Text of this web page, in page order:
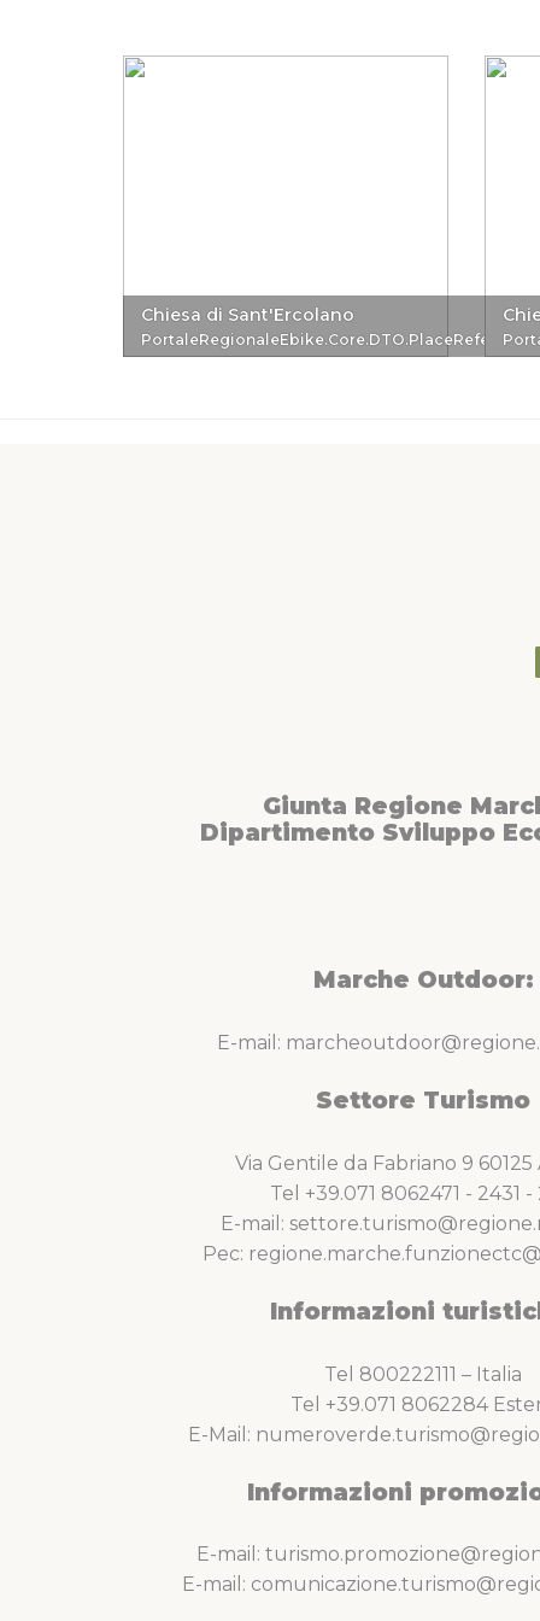
Chiesa di Sant'Ercolano
Giunta Regione
Dipartimento Sviluppo
Marche Outdoor:
E-mail:
Settore Turismo
Via Gentile da Fabriano 9
Tel +39.071 8062471 - 2431 -
E-mail:
Pec:
Informazioni
Tel 800222111 – Italia
Tel +39.071 8062284
E-Mail:
Informazioni
E-mail:
E-mail: